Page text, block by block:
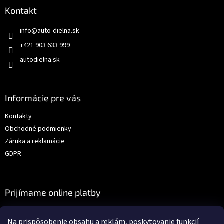
Kontakt
info@auto-dielna.sk
+421 903 633 999
autodielna.sk
Informácie pre vás
Kontakty
Obchodné podmienky
Záruka a reklamácie
GDPR
Prijímame online platby